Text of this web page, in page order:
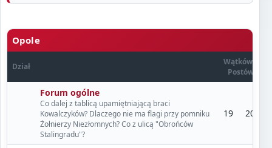
Opole
Dział
Wątków /
Postów
Forum ogólne
Co dalej z tablicą upamiętniającą braci
Kowalczyków? Dlaczego nie ma flagi przy pomniku
Żołnierzy Niezłomnych? Co z ulicą "Obrońców
Stalingradu"?
19 20